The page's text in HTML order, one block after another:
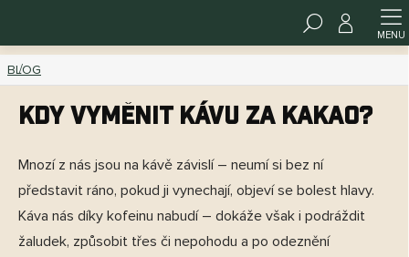
obsah
HLEDAT
BLOG
Kdy vyměnit kávu za kakao?
Mnozí z nás jsou na kávě závislí – neumí si bez ní
představit ráno, pokud ji vynechají, objeví se bolest hlavy.
Káva nás díky kofeinu nabudí – dokáže však i podráždit
žaludek, způsobit třes či nepohodu a po odeznění